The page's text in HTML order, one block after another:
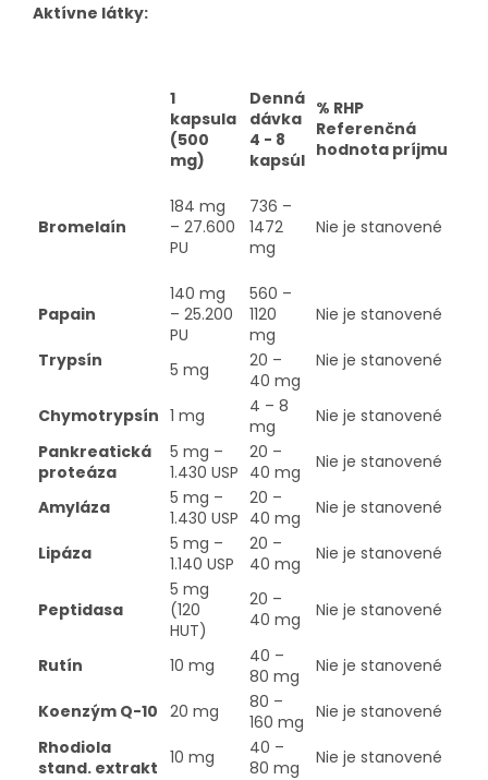
Aktívne látky:
1
kapsula
(500
mg)
Denná
dávka
4 - 8
kapsúl
% RHP
Referenčná
hodnota príjmu
Bromelaín
184 mg
– 27.600
PU
736 –
1472
mg
Nie je stanovené
Papain
140 mg
– 25.200
PU
560 –
1120
mg
Nie je stanovené
Trypsín 5 mg
20 –
40 mg
Nie je stanovené
Chymotrypsín 1 mg
4 – 8
mg
Nie je stanovené
Pankreatická
proteáza
5 mg –
1.430 USP
20 –
40 mg
Nie je stanovené
Amyláza
5 mg –
1.430 USP
20 –
40 mg
Nie je stanovené
Lipáza
5 mg –
1.140 USP
20 –
40 mg
Nie je stanovené
Peptidasa
5 mg
(120
HUT)
20 –
40 mg
Nie je stanovené
Rutín 10 mg
40 –
80 mg
Nie je stanovené
Koenzým Q-10 20 mg
80 –
160 mg Nie je stanovené
Rhodiola
stand. extrakt 10 mg
40 –
80 mg
Nie je stanovené